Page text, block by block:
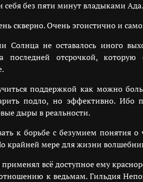
себя без пяти минут владыками Ада.
скверно. Очень эгоистично и
Солнца не оставалось иного
последней отсрочкой,
поддержкой как можно
подло, но эффективно.
дыры в реальности.
к борьбе с безумием понятия
крайней мере для жизни
всё доступное ему
к ведьмам. Гильдия